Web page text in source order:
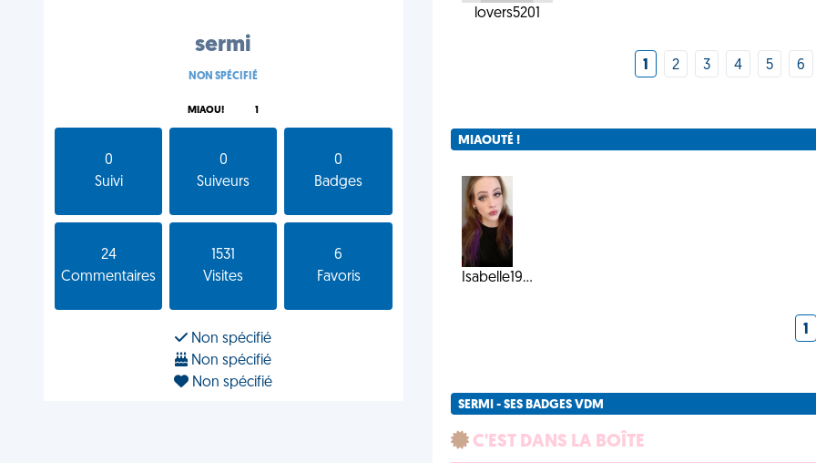
sermi
NON SPÉCIFIÉ
MIAOU! 1
0
Suivi
0
Suiveurs
0
Badges
24
Commentaires
1531
Visites
6
Favoris
Non spécifié
Non spécifié
Non spécifié
lovers5201
1 2 3 4 5 6
MIAOUTÉ !
Isabelle19...
1
SERMI - SES BADGES VDM
C'EST DANS LA BOÎTE